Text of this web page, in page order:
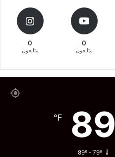
0
متابعون
0
متابعون
89
℉
89º - 79º